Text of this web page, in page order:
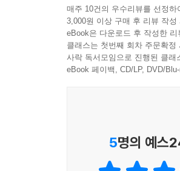
매주 10건의 우수리뷰를 선정
3,000원 이상 구매 후 리뷰 작성
eBook은 다운로드 후 작성한
클래스는 첫번째 회차 주문확
사락 독서모임으로 진행된 클
eBook 페이백, CD/LP, DVD/
5명의 예스